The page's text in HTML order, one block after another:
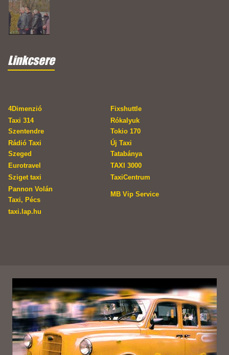
Linkcsere
4Dimenzió
Fixshuttle
Taxi 314
Szentendre
Rókalyuk
Tokio 170
Rádió Taxi
Szeged
Új Taxi
Tatabánya
Eurotravel
TAXI 3000
Sziget taxi
TaxiCentrum
Pannon Volán
Taxi, Pécs
MB Vip Service
taxi.lap.hu